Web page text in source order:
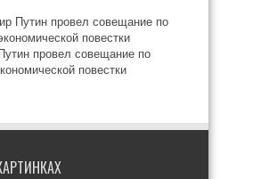
провел совещание по
повестки